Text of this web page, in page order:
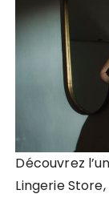
Découvrez
Lingerie